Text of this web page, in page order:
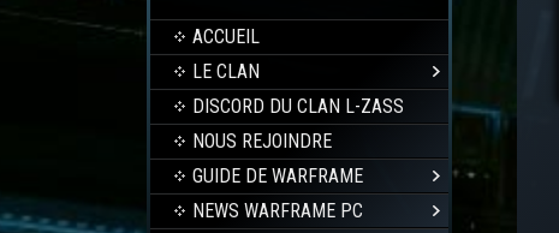
ACCUEIL
LE CLAN
DISCORD DU CLAN L-ZASS
NOUS REJOINDRE
GUIDE DE WARFRAME
NEWS WARFRAME PC